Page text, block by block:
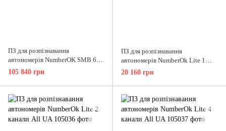
ПЗ для розпізнавання
автономерів NumberOK SMB 6
каналів All UA для керування
105 840 грн
ПЗ для розпізнавання
автономерів NumberOk Lite 1
канал All UA
20 160 грн